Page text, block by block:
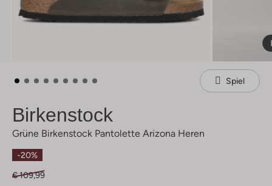
Spiel
Birkenstock
Grüne Birkenstock Pantolette Arizona Heren
-20%
€ 109,99